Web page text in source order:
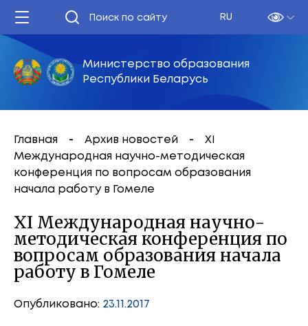
RU
Министерство образования
Республики Беларусь
Главная Архив новостей
XI
Международная научно-методическая
конференция по вопросам образования
начала работу в Гомеле
XI Международная научно-
методическая конференция по
вопросам образования начала
работу в Гомеле
Опубликовано: 23.11.2017